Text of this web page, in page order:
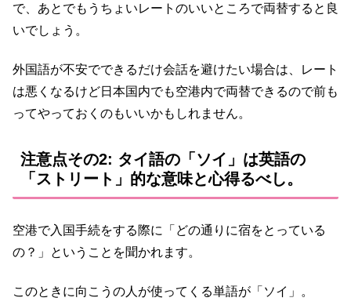
で、あとでもうちょいレートのいいところで両替すると良
いでしょう。
外国語が不安でできるだけ会話を避けたい場合は、レート
は悪くなるけど日本国内でも空港内で両替できるので前も
ってやっておくのもいいかもしれません。
注意点その2: タイ語の「ソイ」は英語の
「ストリート」的な意味と心得るべし。
空港で入国手続をする際に「どの通りに宿をとっている
の？」ということを聞かれます。
このときに向こうの人が使ってくる単語が「ソイ」。